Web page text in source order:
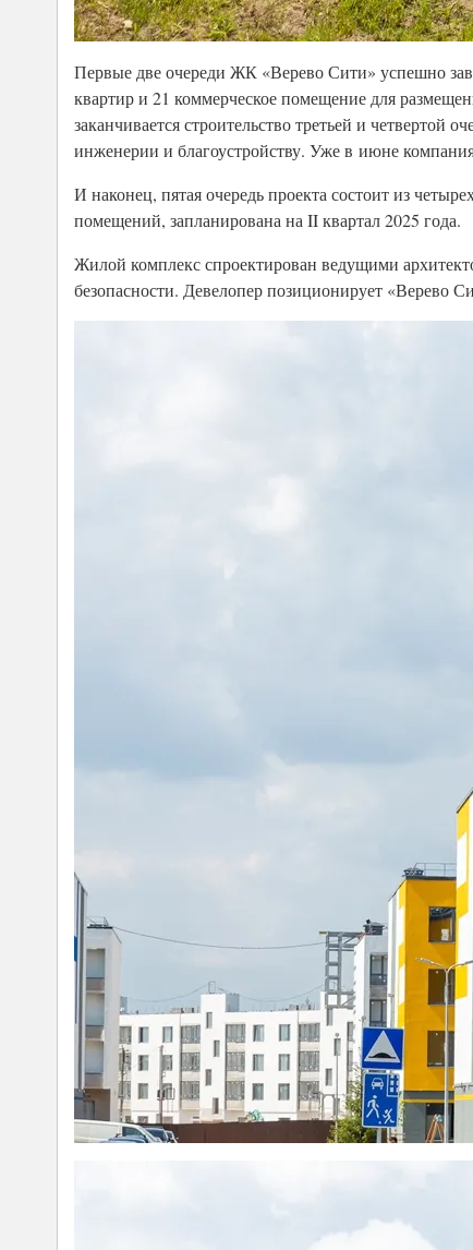
Первые две очереди ЖК «Верево Сити» успешно
квартир и 21 коммерческое помещение для
заканчивается строительство третьей и четвертой
инженерии и благоустройству. Уже в июне
И наконец, пятая очередь проекта состоит из
помещений, запланирована на II квартал 2025 года.
Жилой комплекс спроектирован ведущими
безопасности. Девелопер позиционирует «Верево